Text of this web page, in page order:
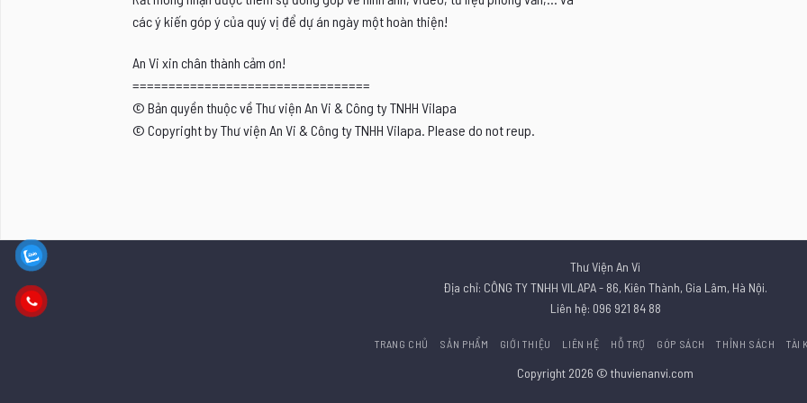
các ý kiến góp ý của quý vị để dự án ngày một hoàn thiện!
An Vi xin chân thành cảm ơn!
=================================
© Bản quyền thuộc về Thư viện An Vi & Công ty TNHH Vilapa
© Copyright by Thư viện An Vi & Công ty TNHH Vilapa. Please do not reup.
Thư Viện An Vi
Địa chỉ: CÔNG TY TNHH VILAPA - 86, Kiên Thành, Gia Lâm, Hà Nội.
Liên hệ: 096 921 84 88
TRANG CHỦ SẢN PHẨM GIỚI THIỆU LIÊN HỆ HỖ TRỢ GÓP SÁCH THỈNH SÁCH TÀI
Copyright 2026 © thuvienanvi.com